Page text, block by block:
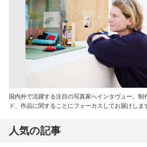
国内外で活躍する注目の写真家へインタヴュー。制
ド、作品に関することにフォーカスしてお届けしま
人気の記事